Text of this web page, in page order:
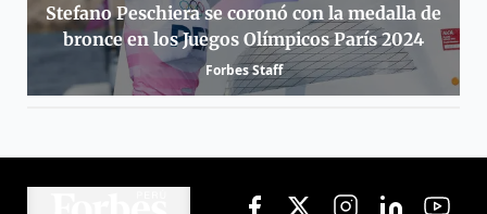
Stefano Peschiera se coronó con la medalla de
bronce en los Juegos Olímpicos París 2024
Forbes Staff